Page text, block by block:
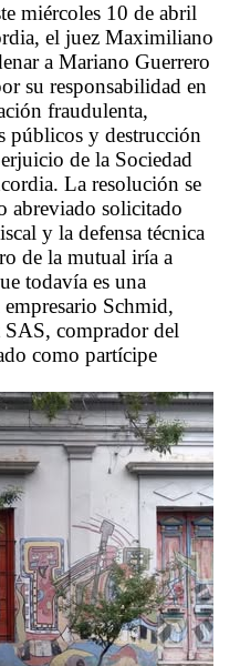
miércoles 10 de abril
el juez Maximiliano
a Mariano Guerrero
su responsabilidad en
fraudulenta,
públicos y destrucción
de la Sociedad
La resolución se
abreviado solicitado
y la defensa técnica
de la mutual iría a
todavía es una
Schmid,
comprador del
como partícipe